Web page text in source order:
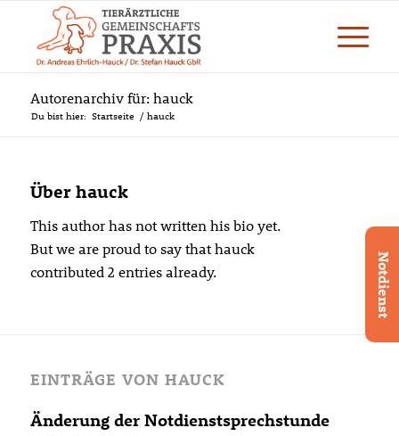
Notdienst
Autorenarchiv für: hauck
Du bist hier: Startseite / hauck
Über hauck
This author has not written his bio yet.
But we are proud to say thathauck
contributed 2 entries already.
EINTRÄGE VON HAUCK
Änderung der Notdienstsprechstunde